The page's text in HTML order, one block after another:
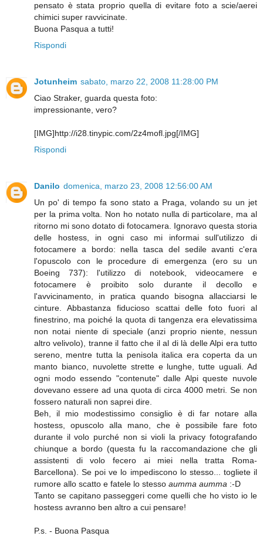
pensato è stata proprio quella di evitare foto a scie/aerei
chimici super ravvicinate.
Buona Pasqua a tutti!
Rispondi
Jotunheim sabato, marzo 22, 2008 11:28:00 PM
Ciao Straker, guarda questa foto:
impressionante, vero?
[IMG]http://i28.tinypic.com/2z4mofl.jpg[/IMG]
Rispondi
Danilo domenica, marzo 23, 2008 12:56:00 AM
Un po' di tempo fa sono stato a Praga, volando su un jet
per la prima volta. Non ho notato nulla di particolare, ma al
ritorno mi sono dotato di fotocamera. Ignoravo questa storia
delle hostess, in ogni caso mi informai sull'utilizzo di
fotocamere a bordo: nella tasca del sedile avanti c'era
l'opuscolo con le procedure di emergenza (ero su un
Boeing 737): l'utilizzo di notebook, videocamere e
fotocamere è proibito solo durante il decollo e
l'avvicinamento, in pratica quando bisogna allacciarsi le
cinture. Abbastanza fiducioso scattai delle foto fuori al
finestrino, ma poiché la quota di tangenza era elevatissima
non notai niente di speciale (anzi proprio niente, nessun
altro velivolo), tranne il fatto che il al di là delle Alpi era tutto
sereno, mentre tutta la penisola italica era coperta da un
manto bianco, nuvolette strette e lunghe, tutte uguali. Ad
ogni modo essendo "contenute" dalle Alpi queste nuvole
dovevano essere ad una quota di circa 4000 metri. Se non
fossero naturali non saprei dire.
Beh, il mio modestissimo consiglio è di far notare alla
hostess, opuscolo alla mano, che è possibile fare foto
durante il volo purché non si violi la privacy fotografando
chiunque a bordo (questa fu la raccomandazione che gli
assistenti di volo fecero ai miei nella tratta Roma-
Barcellona). Se poi ve lo impediscono lo stesso... togliete il
rumore allo scatto e fatele lo stesso aumma aumma :-D
Tanto se capitano passeggeri come quelli che ho visto io le
hostess avranno ben altro a cui pensare!
P.s. - Buona Pasqua